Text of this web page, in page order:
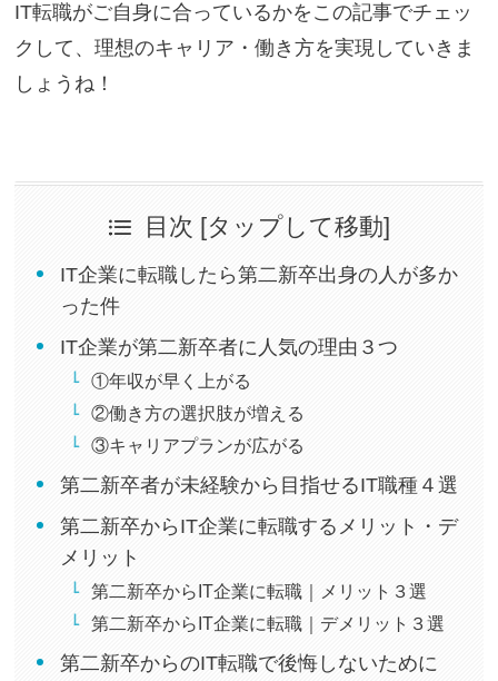
IT転職がご自身に合っているかをこの記事でチェッ
クして、理想のキャリア・働き方を実現していきま
しょうね！
目次 [タップして移動]
IT企業に転職したら第二新卒出身の人が多か
った件
IT企業が第二新卒者に人気の理由３つ
①年収が早く上がる
②働き方の選択肢が増える
③キャリアプランが広がる
第二新卒者が未経験から目指せるIT職種４選
第二新卒からIT企業に転職するメリット・デ
メリット
第二新卒からIT企業に転職｜メリット３選
第二新卒からIT企業に転職｜デメリット３選
第二新卒からのIT転職で後悔しないために